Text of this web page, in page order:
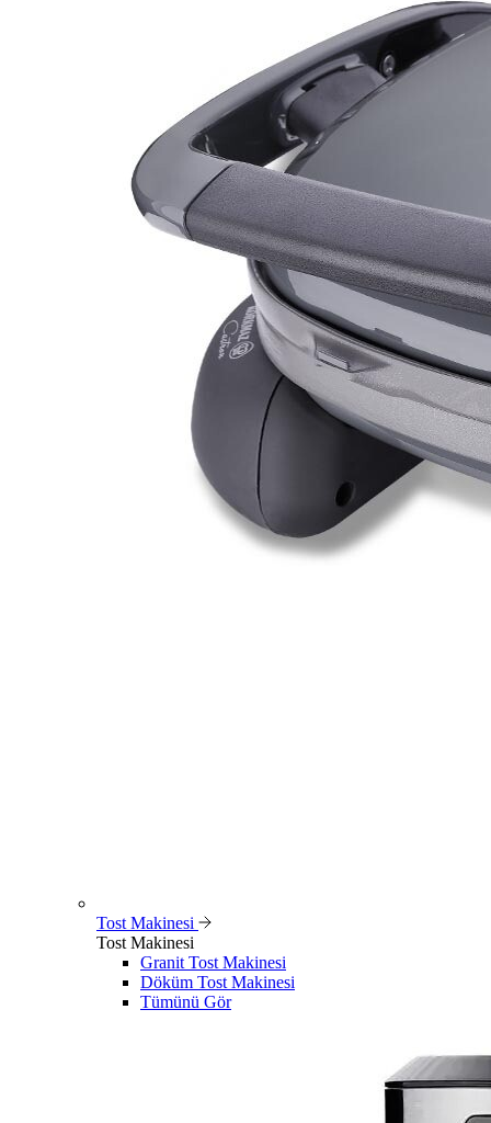
Tost Makinesi
Tost Makinesi
Granit Tost Makinesi
Döküm Tost Makinesi
Tümünü Gör